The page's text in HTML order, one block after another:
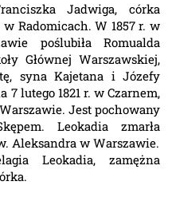
Jadwiga, córka
Radomicach. W 1857 r. w
poślubiła Romualda
Głównej Warszawskiej,
syna Kajetana i Józefy
lutego 1821 r. w Czarnem,
Jest pochowany
Leokadia zmarła
Aleksandra w Warszawie.
Leokadia, zamężna